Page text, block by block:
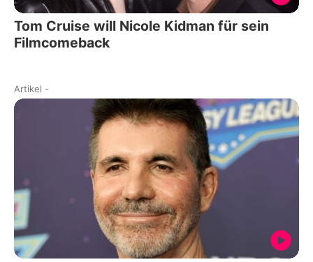
Tom Cruise will Nicole Kidman für sein
Filmcomeback
Artikel -